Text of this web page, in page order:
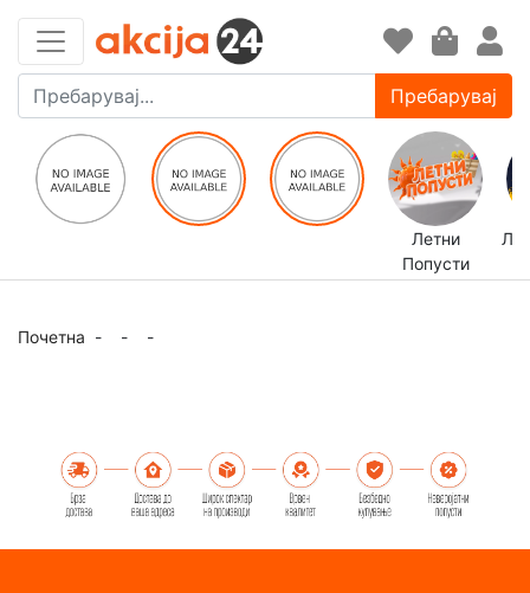
Пребарувај
Летни
Попусти
Почетна - - -